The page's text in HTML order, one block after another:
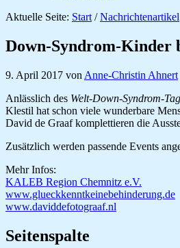
Aktuelle Seite: Start / Nachrichtenartikel
Down-Syndrom-Kinder
9. April 2017 von Anne-Christin Ahnert
Anlässlich des Welt-Down-Syndrom-
Klestil hat schon viele wunderbare
David de Graaf komplettieren die
Zusätzlich werden passende Events
Mehr Infos:
KALEB Region Chemnitz e.V.
www.glueckkenntkeinebehinderung.de
www.daviddefotograaf.nl
Seitenspalte